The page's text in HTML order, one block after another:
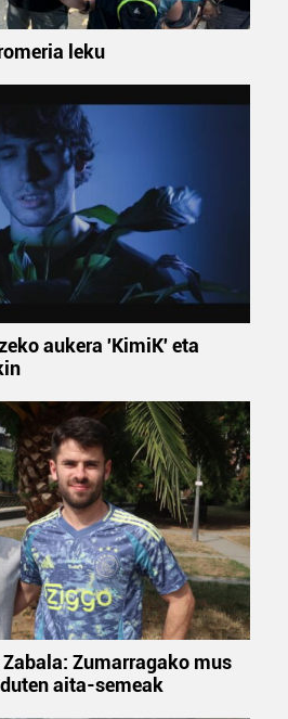
leku
aukera 'KimiK' eta
Zumarragako mus
aita-semeak